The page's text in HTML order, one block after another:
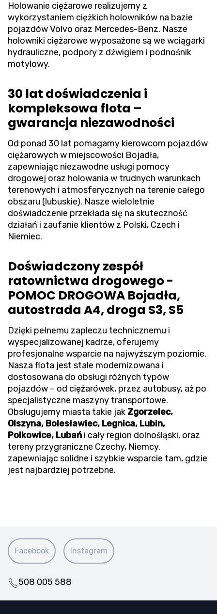
Holowanie ciężarowe realizujemy z
wykorzystaniem ciężkich holowników na bazie
pojazdów Volvo oraz Mercedes-Benz. Nasze
holowniki ciężarowe wyposażone są we wciągarki
hydrauliczne, podpory z dźwigiem i podnośnik
motylowy.
30 lat doświadczenia i
kompleksowa flota –
gwarancja niezawodności
Od ponad 30 lat pomagamy kierowcom pojazdów
ciężarowych w miejscowości Bojadła,
zapewniając niezawodne usługi pomocy
drogowej oraz holowania w trudnych warunkach
terenowych i atmosferycznych na terenie całego
obszaru (lubuskie). Nasze wieloletnie
doświadczenie przekłada się na skuteczność
działań i zaufanie klientów z Polski, Czech i
Niemiec.
Doświadczony zespół
ratownictwa drogowego -
POMOC DROGOWA Bojadła,
autostrada A4, droga S3, S5
Dzięki pełnemu zapleczu technicznemu i
wyspecjalizowanej kadrze, oferujemy
profesjonalne wsparcie na najwyższym poziomie.
Nasza flota jest stale modernizowana i
dostosowana do obsługi różnych typów
pojazdów – od ciężarówek, przez autobusy, aż po
specjalistyczne maszyny transportowe.
Obsługujemy miasta takie jak Zgorzelec,
Olszyna, Bolesławiec, Legnica, Lubin,
Polkowice, Lubań i cały region dolnośląski, oraz
tereny przygraniczne Czechy, Niemcy.
zapewniając solidne i szybkie wsparcie tam, gdzie
jest najbardziej potrzebne.
Facebook Instagram
508 005 588